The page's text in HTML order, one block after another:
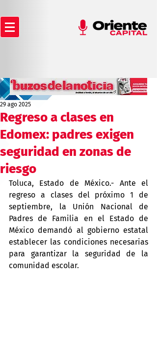
Regreso a clases en
Edomex: padres exigen
seguridad en zonas de
riesgo
29 ago 2025
Toluca, Estado de México.- Ante el
regreso a clases del próximo 1 de
septiembre, la Unión Nacional de
Padres de Familia en el Estado de
México demandó al gobierno estatal
establecer las condiciones necesarias
para garantizar la seguridad de la
comunidad escolar.